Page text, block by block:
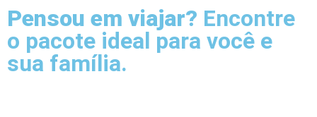
Pensou em viajar? Encontre
o pacote ideal para você e
sua família.